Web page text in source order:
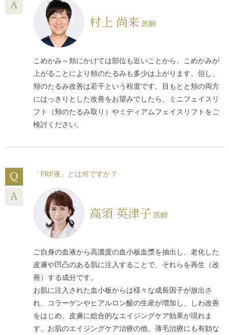
他院で行っている、フェザーリフト、エンジェルリフト、
3Dリフト、N-COGリフト、シルエットリフト、ミラクルリ
フト、スプリングリフト、スプリングアプトス、ミントリ
フトなどの糸のリフトアップ手術を受けた後でも、高須ク
リニックで切開するリフトアップ手術を受けることは可能
です。
他院で入れた糸をそのまま残して切開するリフトアップ手
術をすることも可能ですが、入れた糸の効力がない場合な
どは、切開して剥離したときに糸を除去する場合もありま
られなかった人でも、切開するリフトアップ手術を受けれ
村上 尚来 医師
こめかみ～頬にかけては部位も近いことから、こめかみが
上がることにより頬のたるみも多少は上がります。但し、
頬のたるみ改善は若干という程度です。目もとと頬の両方
にはっきりとした改善をお望みでしたら、ミニフェイスリ
フト（頬のたるみ取り）やミディアムフェイスリフトをご
検討ください。
「PRP液」とは何ですか？
高須 英津子 医師
ご自身の血液から高濃度の血小板血漿を抽出し、老化した
皮膚や凹凸のある肌に注入することで、それらを再生（改
善）する成分です。
お肌に注入された血小板からは様々な成長因子が放出さ
れ、コラーゲンやヒアルロン酸の生産が増加し、しわ改善
をはじめ、皮膚に総合的なエイジングケア効果が現れま
す。お肌のエイジングケア治療の他、薄毛治療にも有効な